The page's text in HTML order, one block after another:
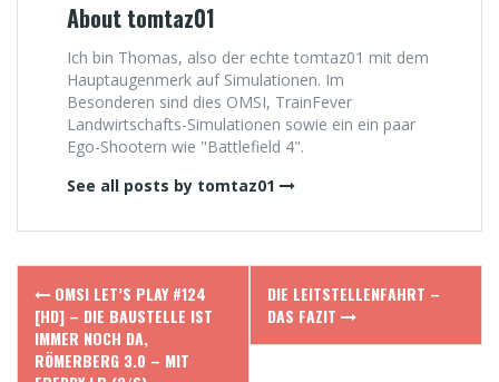
About tomtaz01
Ich bin Thomas, also der echte tomtaz01 mit dem
Hauptaugenmerk auf Simulationen. Im
Besonderen sind dies OMSI, TrainFever
Landwirtschafts-Simulationen sowie ein ein paar
Ego-Shootern wie "Battlefield 4".
See all posts by tomtaz01
Post
navigation
OMSI LET’S PLAY #124
[HD] – DIE BAUSTELLE IST
IMMER NOCH DA,
RÖMERBERG 3.0 – MIT
DIE LEITSTELLENFAHRT –
DAS FAZIT